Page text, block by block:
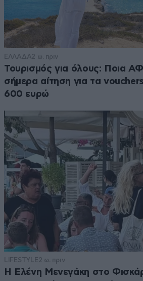
ΕΛΛΑΔΑ2 ω. πριν
Τουρισμός για όλους: Ποια
σήμερα αίτηση για τα
600 ευρώ
LIFESTYLE2 ω. πριν
Η Ελένη Μενεγάκη στο